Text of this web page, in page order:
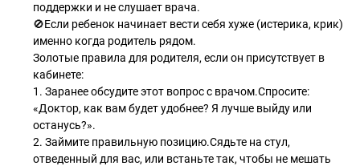
поддержки и не слушает врача.
🚫Если ребенок начинает вести себя хуже (истерика, крик)
именно когда родитель рядом.
Золотые правила для родителя, если он присутствует в
кабинете:
1. Заранее обсудите этот вопрос с врачом.Спросите:
«Доктор, как вам будет удобнее? Я лучше выйду или
останусь?».
2. Займите правильную позицию.Сядьте на стул,
отведенный для вас, или встаньте так, чтобы не мешать